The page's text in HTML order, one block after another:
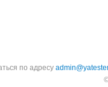
по адресу